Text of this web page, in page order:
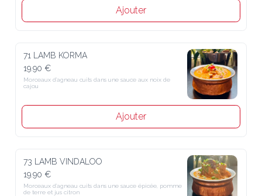
Ajouter
71 LAMB KORMA
19.90 €
Morceaux d’agneau cuits dans une sauce aux noix de cajou
Ajouter
73 LAMB VINDALOO
19.90 €
Morceaux d’agneau cuits dans une sauce épicée, pomme de terre et
jus citron